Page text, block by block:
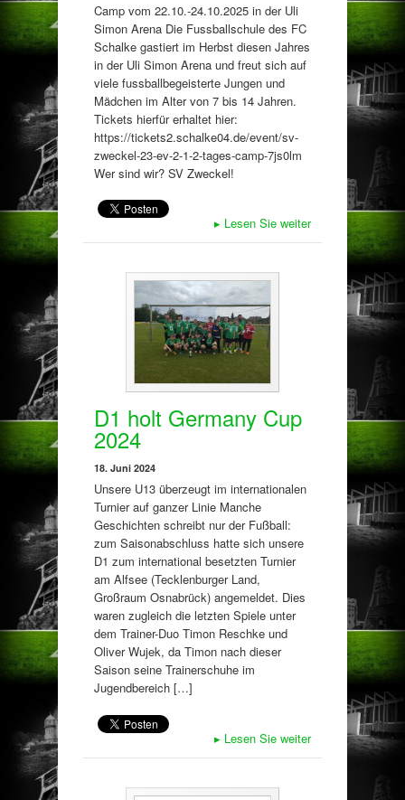
Camp vom 22.10.-24.10.2025 in der Uli
Simon Arena Die Fussballschule des FC
Schalke gastiert im Herbst diesen Jahres
in der Uli Simon Arena und freut sich auf
viele fussballbegeisterte Jungen und
Mädchen im Alter von 7 bis 14 Jahren.
Tickets hierfür erhaltet hier:
https://tickets2.schalke04.de/event/sv-
zweckel-23-ev-2-1-2-tages-camp-7js0lm
Wer sind wir? SV Zweckel!
▸ Lesen Sie weiter
D1 holt Germany Cup
2024
18. Juni 2024
Unsere U13 überzeugt im internationalen
Turnier auf ganzer Linie Manche
Geschichten schreibt nur der Fußball:
zum Saisonabschluss hatte sich unsere
D1 zum international besetzten Turnier
am Alfsee (Tecklenburger Land,
Großraum Osnabrück) angemeldet. Dies
waren zugleich die letzten Spiele unter
dem Trainer-Duo Timon Reschke und
Oliver Wujek, da Timon nach dieser
Saison seine Trainerschuhe im
Jugendbereich […]
▸ Lesen Sie weiter